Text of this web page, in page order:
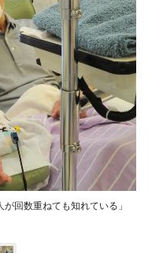
回数重ねても知れている」